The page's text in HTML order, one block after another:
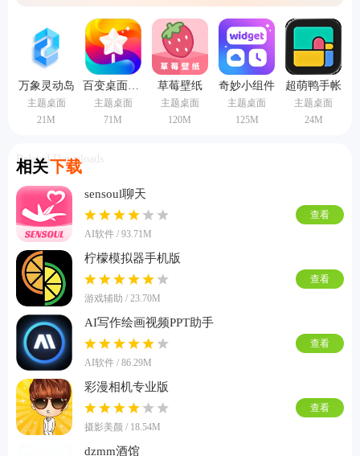
字体、主题格式等进行修改，换上自己喜欢的样子，让用户的手机使用体
万象灵动岛
主题桌面
21M
百变桌面壁纸
主题桌面
71M
草莓壁纸
主题桌面
120M
奇妙小组件
主题桌面
125M
超萌鸭手帐
主题桌面
24M
相关下载
Related Downloads
sensoul聊天
AI软件 / 93.71M
查看
柠檬模拟器手机版
游戏辅助 / 23.70M
查看
AI写作绘画视频PPT助手
AI软件 / 86.29M
查看
彩漫相机专业版
摄影美颜 / 18.54M
查看
dzmm酒馆